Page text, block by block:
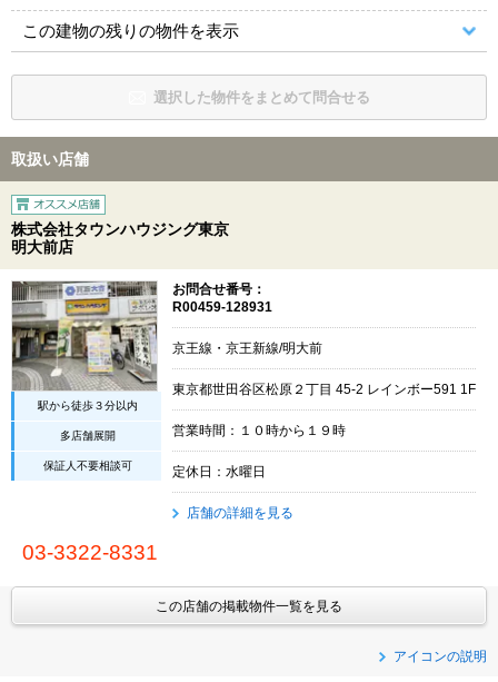
この建物の残りの物件を表示
選択した物件をまとめて問合せる
取扱い店舗
株式会社タウンハウジング東京
明大前店
駅から徒歩３分以内
多店舗展開
保証人不要相談可
お問合せ番号：
R00459-128931
京王線・京王新線/明大前
東京都世田谷区松原２丁目 45-2 レインボー591 1F
営業時間：１０時から１９時
定休日：水曜日
店舗の詳細を見る
03-3322-8331
この店舗の掲載物件一覧を見る
アイコンの説明